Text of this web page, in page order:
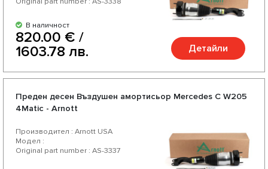
В наличност
820.00 € /
1603.78 лв.
Детайли
Преден десен Въздушен амортисьор Mercedes C W205
4Matic - Arnott
Производител : Arnott USA
Модел :
Original part number : AS-3337